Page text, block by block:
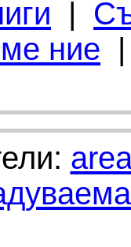
|
ние |